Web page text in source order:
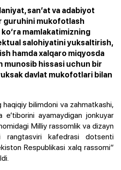
san’at va adabiyot
guruhini mukofotlash
mamlakatimizning
salohiyatini yuksaltirish,
hamda xalqaro miqyosda
munosib hissasi uchun bir
davlat mukofotlari bilan
bilimdoni va zahmatkashi,
ayamaydigan jonkuyar
Milliy rassomlik va dizayn
kafedrasi dotsenti
Respublikasi xalq rassomi”